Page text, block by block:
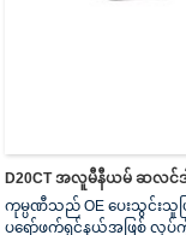
D20CT အလူမီနီယမ် ဆလင်ဒါခ
ကုမ္ပဏီသည် OE ပေးသွင်းသူဖ
ပရော်ဖက်ရှင်နယ်အဖြစ် လု